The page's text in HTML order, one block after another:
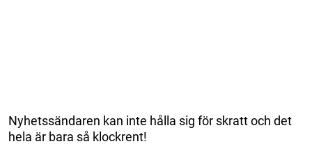
Nyhetssändaren kan inte hålla sig för skratt och det
hela är bara så klockrent!